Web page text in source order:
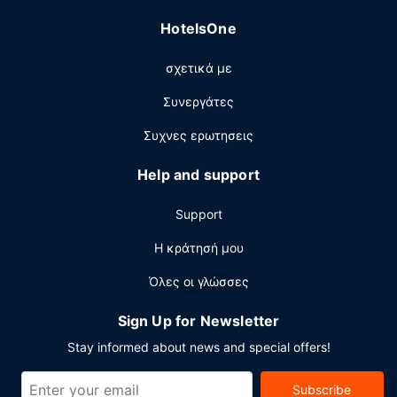
ενσύρματη πρόσβαση στο ίντερνετ, ένα επιχειρηματικό
θα βρείτε δωρεάν στάθμευση χωρίς παρκαδόρο.
HotelsOne
σχετικά με
Συνεργάτες
Συχνες ερωτησεις
Help and support
Support
Η κράτησή μου
Όλες οι γλώσσες
Sign Up for Newsletter
Stay informed about news and special offers!
Subscribe